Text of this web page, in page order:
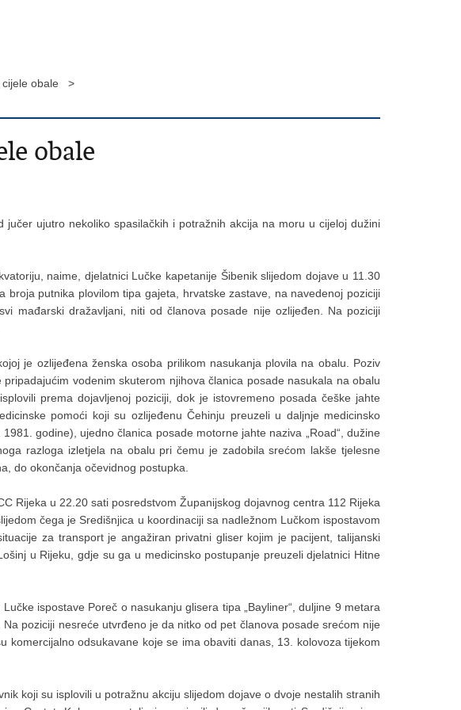
cijele obale >
obale
ujutro nekoliko spasilačkih i potražnih akcija na moru u cijeloj dužini
naime, djelatnici Lučke kapetanije Šibenik slijedom dojave u 11.30
putnika plovilom tipa gajeta, hrvatske zastave, na navedenoj poziciji
mađarski dražavljani, niti od članova posade nije ozlijeđen. Na poziciji
je ozlijeđena ženska osoba prilikom nasukanja plovila na obalu. Poziv
vodenim skuterom njihova članica posade nasukala na obalu
prema dojavljenoj poziciji, dok je istovremeno posada češke jahte
pomoći koji su ozlijeđenu Čehinju preuzeli u daljnje medicinsko
godine), ujedno članica posade motorne jahte naziva „Road“, dužine
razloga izletjela na obalu pri čemu je zadobila srećom lakše tjelesne
do okončanja očevidnog postupka.
Rijeka u 22.20 sati posredstvom Županijskog dojavnog centra 112 Rijeka
čega je Središnjica u koordinaciji sa nadležnom Lučkom ispostavom
za transport je angažiran privatni gliser kojim je pacijent, talijanski
u Rijeku, gdje su ga u medicinsko postupanje preuzeli djelatnici Hitne
ispostave Poreč o nasukanju glisera tipa „Bayliner“, duljine 9 metara
poziciji nesreće utvrđeno je da nitko od pet članova posade srećom nije
odsukavane koje se ima obaviti danas, 13. kolovoza tijekom
koji su isplovili u potražnu akciju slijedom dojave o dvoje nestalih stranih